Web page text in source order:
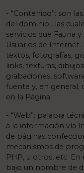
- “Contenido”: son
del dominio , las
servicios que Fauna
Usuarios de
textos, fotografías,
links, texturas,
grabaciones,
fuente y, en general,
en la Página.
- “Web”: palabra
a la información vía
de páginas
mecanismos de
PHP, u otros, etc. En
bajo un nombre de